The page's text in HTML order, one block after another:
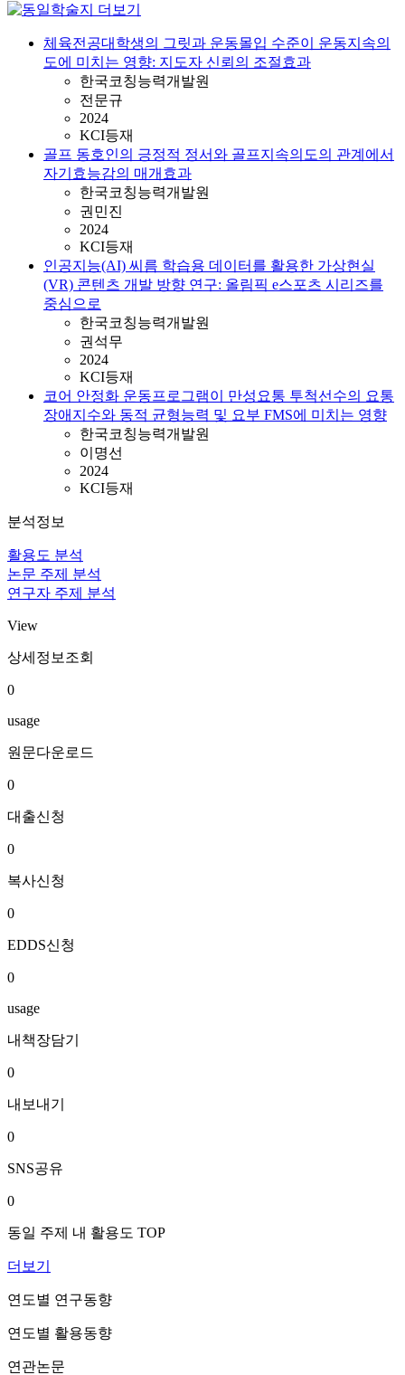
체육전공대학생의 그릿과 운동몰입 수준이 운동지속의
도에 미치는 영향: 지도자 신뢰의 조절효과
한국코칭능력개발원
전문규
2024
KCI등재
골프 동호인의 긍정적 정서와 골프지속의도의 관계에서
자기효능감의 매개효과
한국코칭능력개발원
권민진
2024
KCI등재
인공지능(AI) 씨름 학습용 데이터를 활용한 가상현실
(VR) 콘텐츠 개발 방향 연구: 올림픽 e스포츠 시리즈를
중심으로
한국코칭능력개발원
권석무
2024
KCI등재
코어 안정화 운동프로그램이 만성요통 투척선수의 요통
장애지수와 동적 균형능력 및 요부 FMS에 미치는 영향
한국코칭능력개발원
이명선
2024
KCI등재
분석정보
활용도 분석
논문 주제 분석
연구자 주제 분석
View
상세정보조회
0
usage
원문다운로드
0
대출신청
0
복사신청
0
EDDS신청
0
usage
내책장담기
0
내보내기
0
SNS공유
0
동일 주제 내 활용도 TOP
더보기
연도별 연구동향
연도별 활용동향
연관논문